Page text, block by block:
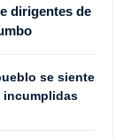
dirigentes de
se siente
incumplidas